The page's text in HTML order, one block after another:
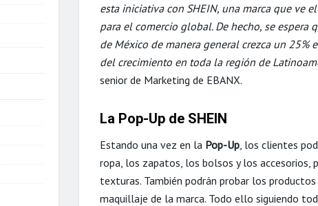
esta iniciativa con SHEIN, una marca que ve
para el comercio global. De hecho, se espera
de México de manera general crezca un
del crecimiento en toda la región de
senior de Marketing de EBANX.
La Pop-Up de SHEIN
Estando una vez en la Pop-Up, los clientes
ropa, los zapatos, los bolsos y los accesorios,
texturas. También podrán probar los productos
maquillaje de la marca. Todo ello siguiendo